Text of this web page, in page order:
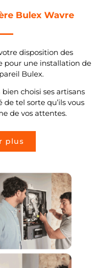
Bulex Wavre
disposition des
pour une installation de
Bulex.
choisi ses artisans
tel sorte qu’ils vous
de vos attentes.
plus